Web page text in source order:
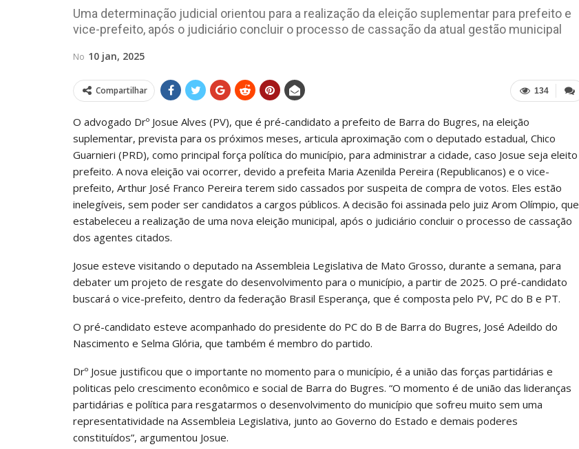
Uma determinação judicial orientou para a realização da eleição suplementar para prefeito e
vice-prefeito, após o judiciário concluir o processo de cassação da atual gestão municipal
No 10 jan, 2025
134
Compartilhar
O advogado Drº Josue Alves (PV), que é pré-candidato a prefeito de Barra do Bugres, na eleição
suplementar, prevista para os próximos meses, articula aproximação com o deputado estadual, Chico
Guarnieri (PRD), como principal força política do município, para administrar a cidade, caso Josue seja eleito
prefeito. A nova eleição vai ocorrer, devido a prefeita Maria Azenilda Pereira (Republicanos) e o vice-
prefeito, Arthur José Franco Pereira terem sido cassados por suspeita de compra de votos. Eles estão
inelegíveis, sem poder ser candidatos a cargos públicos. A decisão foi assinada pelo juiz Arom Olímpio, que
estabeleceu a realização de uma nova eleição municipal, após o judiciário concluir o processo de cassação
dos agentes citados.
Josue esteve visitando o deputado na Assembleia Legislativa de Mato Grosso, durante a semana, para
debater um projeto de resgate do desenvolvimento para o município, a partir de 2025. O pré-candidato
buscará o vice-prefeito, dentro da federação Brasil Esperança, que é composta pelo PV, PC do B e PT.
O pré-candidato esteve acompanhado do presidente do PC do B de Barra do Bugres, José Adeildo do
Nascimento e Selma Glória, que também é membro do partido.
Drº Josue justificou que o importante no momento para o município, é a união das forças partidárias e
politicas pelo crescimento econômico e social de Barra do Bugres. “O momento é de união das lideranças
partidárias e política para resgatarmos o desenvolvimento do município que sofreu muito sem uma
representatividade na Assembleia Legislativa, junto ao Governo do Estado e demais poderes
constituídos”, argumentou Josue.